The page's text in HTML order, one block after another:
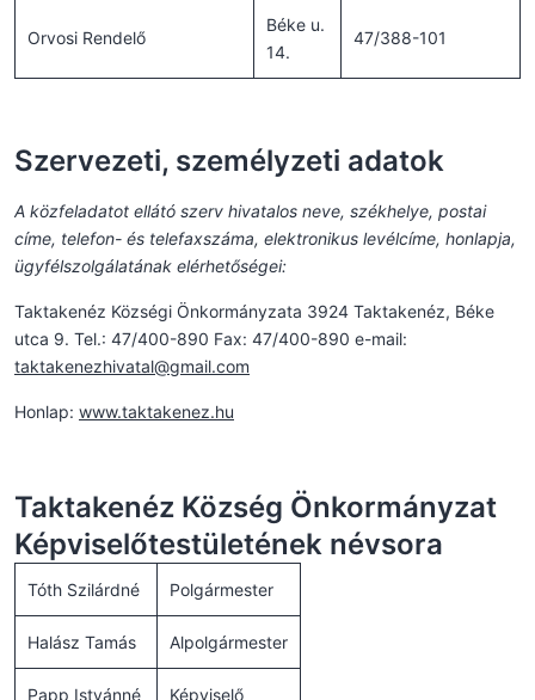
Orvosi Rendelő
Béke u.
14.
47/388-101
Szervezeti, személyzeti adatok
A közfeladatot ellátó szerv hivatalos neve, székhelye, postai
címe, telefon- és telefaxszáma, elektronikus levélcíme, honlapja,
ügyfélszolgálatának elérhetőségei:
Taktakenéz Községi Önkormányzata 3924 Taktakenéz, Béke
utca 9. Tel.: 47/400-890 Fax: 47/400-890 e-mail:
taktakenezhivatal@gmail.com
Honlap: www.taktakenez.hu
Taktakenéz Község Önkormányzat
Képviselőtestületének névsora
Tóth Szilárdné Polgármester
Halász Tamás Alpolgármester
Papp Istvánné Képviselő